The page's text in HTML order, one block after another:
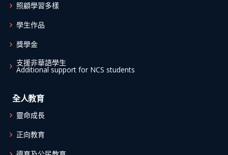
照顧學習多樣
學生作品
獎學金
支援非華語學生
Additional support for NCS students
全人教育
靈命成長
正向教育